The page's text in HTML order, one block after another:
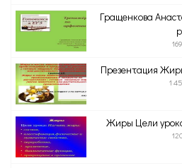
Гращенкова
Презентация
1
Жиры Цели